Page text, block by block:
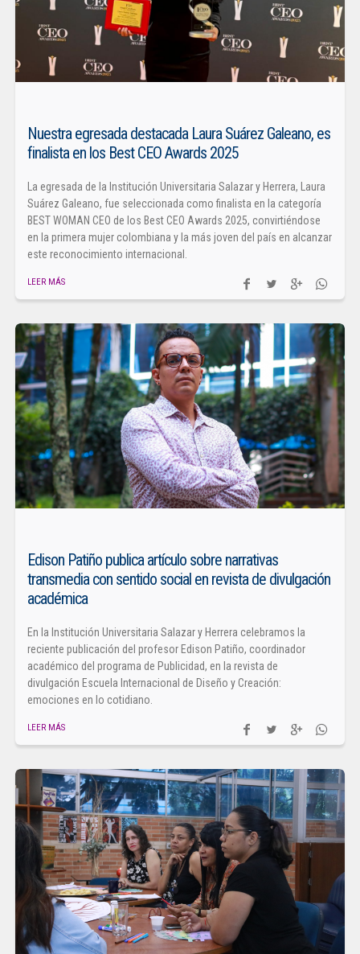
Nuestra egresada destacada Laura Suárez Galeano, es
finalista en los Best CEO Awards 2025
La egresada de la Institución Universitaria Salazar y Herrera, Laura
Suárez Galeano, fue seleccionada como finalista en la categoría
BEST WOMAN CEO de los Best CEO Awards 2025, convirtiéndose
en la primera mujer colombiana y la más joven del país en alcanzar
este reconocimiento internacional.
LEER MÁS
Edison Patiño publica artículo sobre narrativas
transmedia con sentido social en revista de divulgación
académica
En la Institución Universitaria Salazar y Herrera celebramos la
reciente publicación del profesor Edison Patiño, coordinador
académico del programa de Publicidad, en la revista de
divulgación Escuela Internacional de Diseño y Creación:
emociones en lo cotidiano.
LEER MÁS